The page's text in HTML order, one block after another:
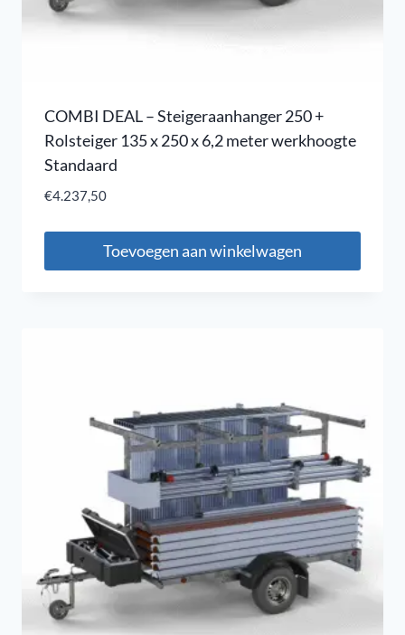
COMBI DEAL – Steigeraanhanger 250 +
Rolsteiger 135 x 250 x 6,2 meter werkhoogte
Standaard
€4.237,50
Toevoegen aan winkelwagen